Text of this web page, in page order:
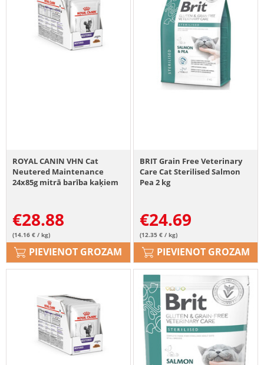
ROYAL CANIN VHN Cat
Neutered Maintenance
24x85g mitrā barība kaķiem
€28.88
(14.16 € / kg)
PIEVIENOT GROZAM
BRIT Grain Free Veterinary
Care Cat Sterilised Salmon
Pea 2 kg
€24.69
(12.35 € / kg)
PIEVIENOT GROZAM